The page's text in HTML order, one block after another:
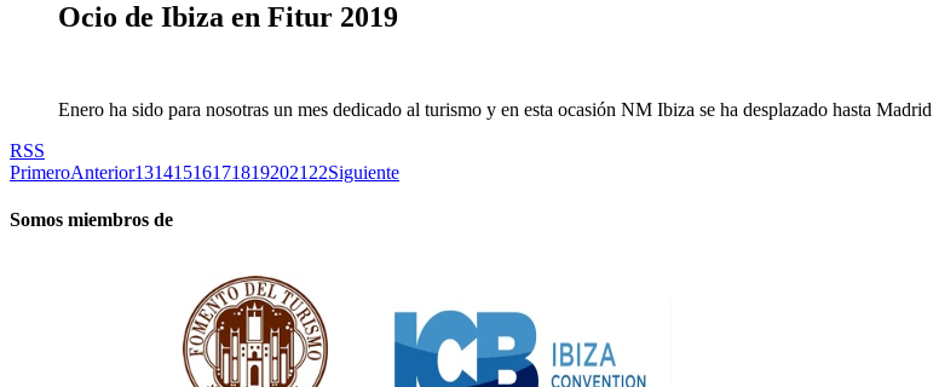
Ocio de Ibiza en Fitur 2019
Enero ha sido para nosotras un mes dedicado al turismo y en esta ocasión NM Ibiza se ha desplazado hasta
RSS
PrimeroAnterior131415161718192021 22Siguiente
Somos miembros de